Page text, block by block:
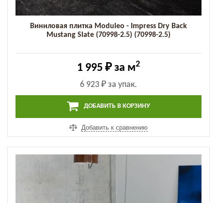
Виниловая плитка Moduleo - Impress Dry Back
Mustang Slate (70998-2.5) (70998-2.5)
1 995 ₽ за м2
6 923 ₽ за упак.
ДОБАВИТЬ В КОРЗИНУ
Добавить к сравнению